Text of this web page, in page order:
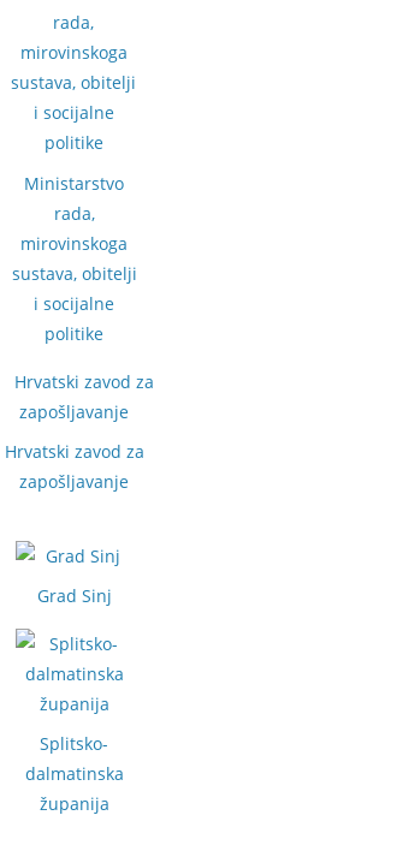
Ministarstvo
rada,
mirovinskoga
sustava, obitelji
i socijalne
politike
Hrvatski zavod za
zapošljavanje
Grad Sinj
Splitsko-
dalmatinska
županija